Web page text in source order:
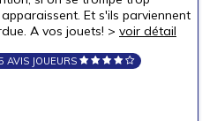
Et s'ils parviennent
A vos jouets! > voir détail
5 AVIS JOUEURS